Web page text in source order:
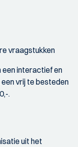
vraagstukken
een interactief en
vrij te besteden
.
uit het